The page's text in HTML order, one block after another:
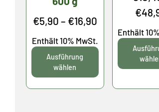
€5,90 – €16,90Preisspanne:
€5,90
bis
€16,90
Enthält 10% MwSt.
Ausführung
wählen
€
Enthält